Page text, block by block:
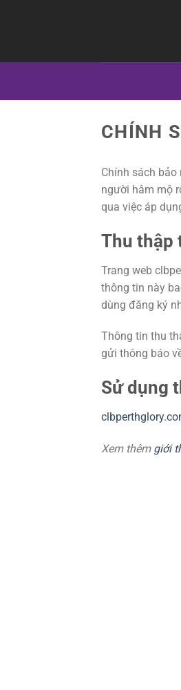
dung
CHÍNH
Chính sách
người hâm mộ
qua việc áp
Thu thập
Trang web
thông tin này
dùng đăng ký
Thông tin thu
gửi thông báo
Sử dụng
Xem thêm giới